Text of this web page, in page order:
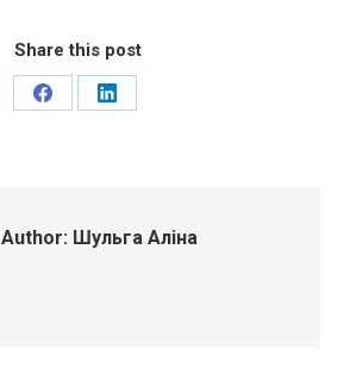
Share this post
Share
Share
Author: Шульга Аліна